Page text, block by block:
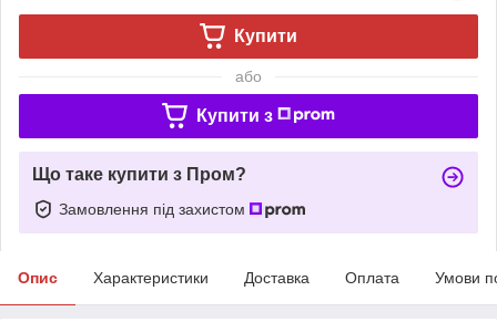
Купити
або
Купити з
Що таке купити з Пром?
Замовлення під захистом
Опис Характеристики Доставка Оплата Умови